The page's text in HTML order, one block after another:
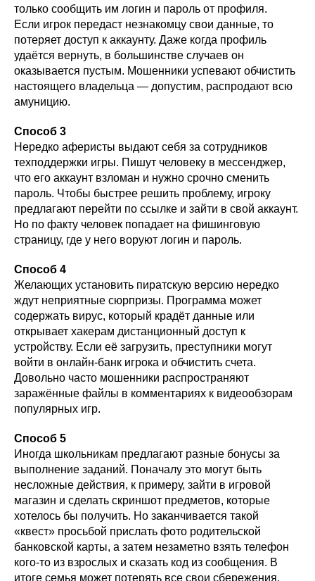
только сообщить им логин и пароль от профиля.
Если игрок передаст незнакомцу свои данные, то
потеряет доступ к аккаунту. Даже когда профиль
удаётся вернуть, в большинстве случаев он
оказывается пустым. Мошенники успевают обчистить
настоящего владельца — допустим, распродают всю
амуницию.
Способ 3
Нередко аферисты выдают себя за сотрудников
техподдержки игры. Пишут человеку в мессенджер,
что его аккаунт взломан и нужно срочно сменить
пароль. Чтобы быстрее решить проблему, игроку
предлагают перейти по ссылке и зайти в свой аккаунт.
Но по факту человек попадает на фишинговую
страницу, где у него воруют логин и пароль.
Способ 4
Желающих установить пиратскую версию нередко
ждут неприятные сюрпризы. Программа может
содержать вирус, который крадёт данные или
открывает хакерам дистанционный доступ к
устройству. Если её загрузить, преступники могут
войти в онлайн-банк игрока и обчистить счета.
Довольно часто мошенники распространяют
заражённые файлы в комментариях к видеообзорам
популярных игр.
Способ 5
Иногда школьникам предлагают разные бонусы за
выполнение заданий. Поначалу это могут быть
несложные действия, к примеру, зайти в игровой
магазин и сделать скриншот предметов, которые
хотелось бы получить. Но заканчивается такой
«квест» просьбой прислать фото родительской
банковской карты, а затем незаметно взять телефон
кого-то из взрослых и сказать код из сообщения. В
итоге семья может потерять все свои сбережения.